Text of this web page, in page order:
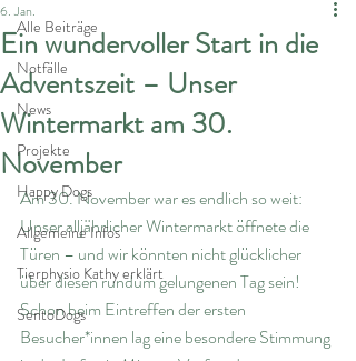
Alle Beiträge
Notfälle
News
Projekte
Happy Dogs
Allgemeine Infos
Tierphysio Kathy erklärt
SentoDogs
Ein wundervoller Start in die
Adventszeit – Unser
Wintermarkt am 30.
November
6. Jan.
Am 30. November war es endlich so weit:
Unser alljährlicher Wintermarkt öffnete die
Türen – und wir könnten nicht glücklicher
über diesen rundum gelungenen Tag sein!
Schon beim Eintreffen der ersten
Besucher*innen lag eine besondere Stimmung